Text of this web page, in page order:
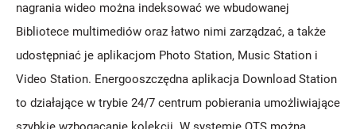
nagrania wideo można indeksować we wbudowanej
Bibliotece multimediów oraz łatwo nimi zarządzać, a także
udostępniać je aplikacjom Photo Station, Music Station i
Video Station. Energooszczędna aplikacja Download Station
to działające w trybie 24/7 centrum pobierania umożliwiające